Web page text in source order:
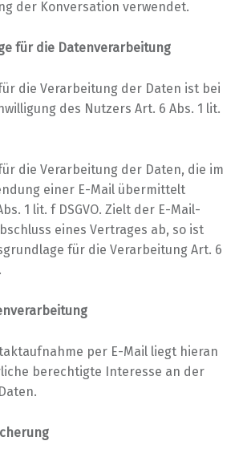
der Konversation verwendet.
für die Datenverarbeitung
die Verarbeitung der Daten ist bei
des Nutzers Art. 6 Abs. 1 lit.
die Verarbeitung der Daten, die im
einer E-Mail übermittelt
1 lit. f DSGVO. Zielt der E-Mail-
eines Vertrages ab, so ist
für die Verarbeitung Art. 6
per E-Mail liegt hieran
berechtigte Interesse an der